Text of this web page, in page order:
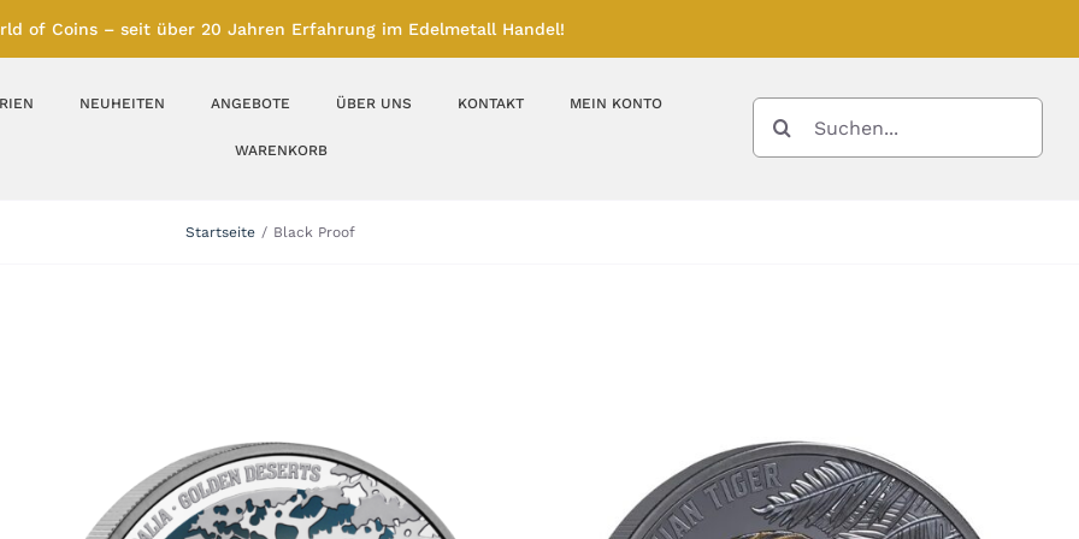
of Coins – seit über 20 Jahren Erfahrung im Edelmetall Handel!
Feinunze – Größen
Platin Andere Metalle
NEUHEITEN ANGEBOTE ÜBER UNS KONTAKT MEIN KONTO
WARENKORB
SUCHE
NACH:
Startseite Black Proof